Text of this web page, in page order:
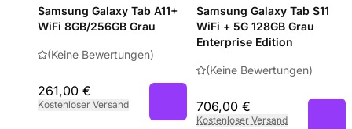
Samsung Galaxy Tab A11+
WiFi 8GB/256GB Grau
(Keine Bewertungen)
261,00 €
Kostenloser Versand
Samsung Galaxy Tab S11
WiFi + 5G 128GB Grau
Enterprise Edition
(Keine Bewertungen)
706,00 €
Kostenloser Versand